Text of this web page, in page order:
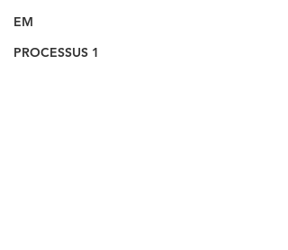
EM
PROCESSUS 1